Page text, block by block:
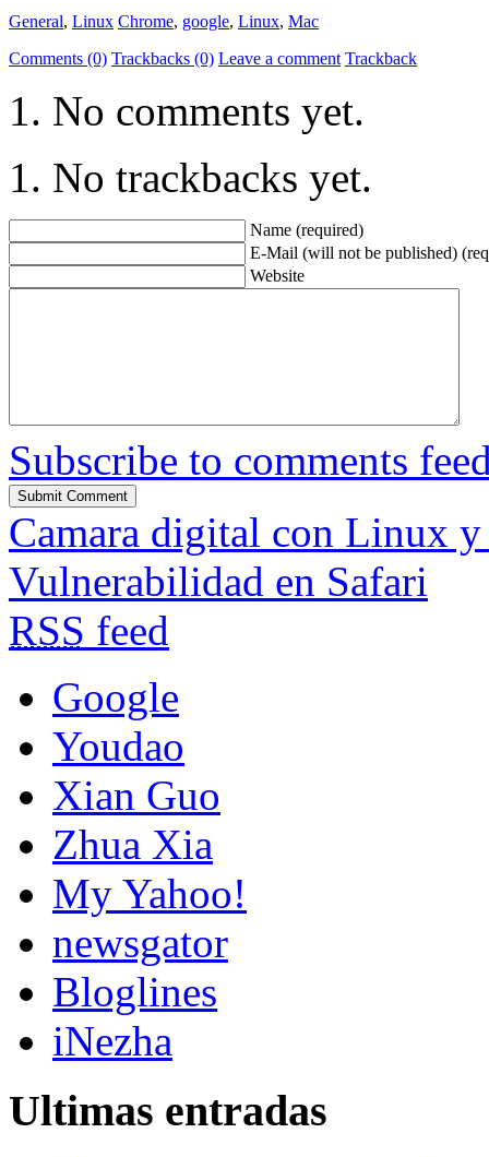
General, Linux Chrome, google, Linux, Mac
Comments (0) Trackbacks (0) Leave a comment Trackback
No comments yet.
No trackbacks yet.
Name (required)
E-Mail (will not be published)
Website
Subscribe to comments
Camara digital con Linux
Vulnerabilidad en Safari
RSS feed
Google
Youdao
Xian Guo
Zhua Xia
My Yahoo!
newsgator
Bloglines
iNezha
Ultimas entradas